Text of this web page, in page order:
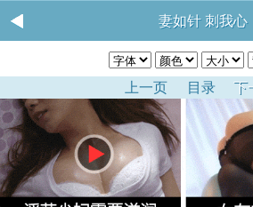
妻如针 刺我心
上一页 目录 下